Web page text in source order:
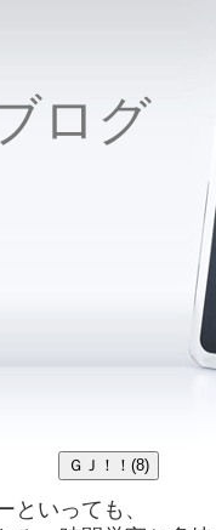
ログ
といっても、